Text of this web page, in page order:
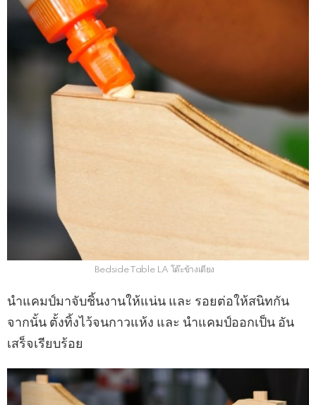
Bedside Table LA โต๊ะข้างเตียง
นำแคมป์มาจับชิ้นงานให้แน่น และ รอยต่อให้สนิทกัน
จากนั้น ตั้งทิ้งไว้จนกาวแห้ง และ นำแคมป์ออกเป็น อัน
เสร็จเรียบร้อย